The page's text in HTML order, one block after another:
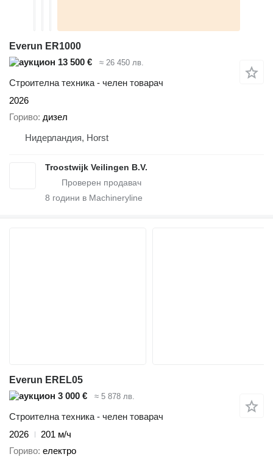
Everun ER1000
13 500 €
≈ 26 450 лв.
Строителна техника - челен товарач
2026
Гориво дизел
Нидерландия, Horst
Troostwijk Veilingen B.V.
8 години в Machineryline
Everun EREL05
3 000 €
≈ 5 878 лв.
Строителна техника - челен товарач
2026
201 м/ч
Гориво електро